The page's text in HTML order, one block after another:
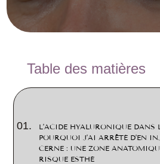
Table des matières
L’ACIDE HYALURONIQUE DANS
POURQUOI J’AI ARRÊTÉ D’EN
CERNE : UNE ZONE
RISQUE ESTHÉ